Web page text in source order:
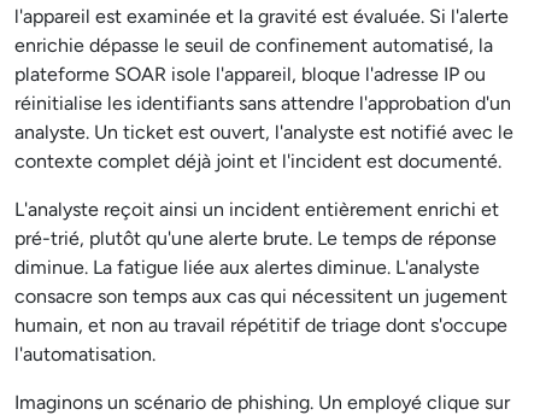
l'appareil est examinée et la gravité est évaluée. Si l'alerte
enrichie dépasse le seuil de confinement automatisé, la
plateforme SOAR isole l'appareil, bloque l'adresse IP ou
réinitialise les identifiants sans attendre l'approbation d'un
analyste. Un ticket est ouvert, l'analyste est notifié avec le
contexte complet déjà joint et l'incident est documenté.
L'analyste reçoit ainsi un incident entièrement enrichi et
pré-trié, plutôt qu'une alerte brute. Le temps de réponse
diminue. La fatigue liée aux alertes diminue. L'analyste
consacre son temps aux cas qui nécessitent un jugement
humain, et non au travail répétitif de triage dont s'occupe
l'automatisation.
Imaginons un scénario de phishing. Un employé clique sur